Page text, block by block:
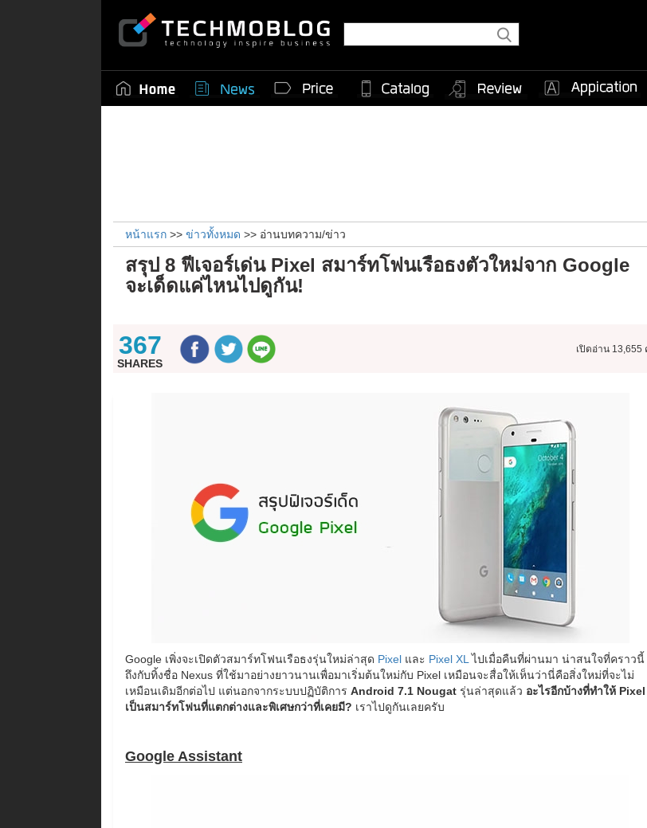
หน้าแรก >> ข่าวทั้งหมด >> อ่านบทความ/ข่าว
สรุป 8 ฟีเจอร์เด่น Pixel สมาร์ทโฟนเรือธงตัวใหม่จาก Google
จะเด็ดแค่ไหนไปดูกัน!
367
SHARES
เปิดอ่าน 13,655
Google เพิ่งจะเปิดตัวสมาร์ทโฟนเรือธงรุ่นใหม่ล่าสุด Pixel และ Pixel XL ไปเมื่อคืนที่ผ่านมา น่าสนใจที่คราวนี้
ถึงกับทิ้งชื่อ Nexus ที่ใช้มาอย่างยาวนานเพื่อมาเริ่มต้นใหม่กับ Pixel เหมือนจะสื่อให้เห็นว่านี่คือสิ่งใหม่ที่จะไม่
เหมือนเดิมอีกต่อไป แต่นอกจากระบบปฏิบัติการ Android 7.1 Nougat รุ่นล่าสุดแล้ว อะไรอีกบ้างที่ทำให้ Pixel
เป็นสมาร์ทโฟนที่แตกต่างและพิเศษกว่าที่เคยมี? เราไปดูกันเลยครับ
Google Assistant